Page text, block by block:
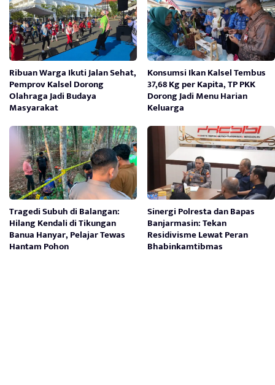
Ribuan Warga Ikuti Jalan Sehat,
Pemprov Kalsel Dorong
Olahraga Jadi Budaya
Masyarakat
Konsumsi Ikan Kalsel Tembus
37,68 Kg per Kapita, TP PKK
Dorong Jadi Menu Harian
Keluarga
Tragedi Subuh di Balangan:
Hilang Kendali di Tikungan
Banua Hanyar, Pelajar Tewas
Hantam Pohon
Sinergi Polresta dan Bapas
Banjarmasin: Tekan
Residivisme Lewat Peran
Bhabinkamtibmas